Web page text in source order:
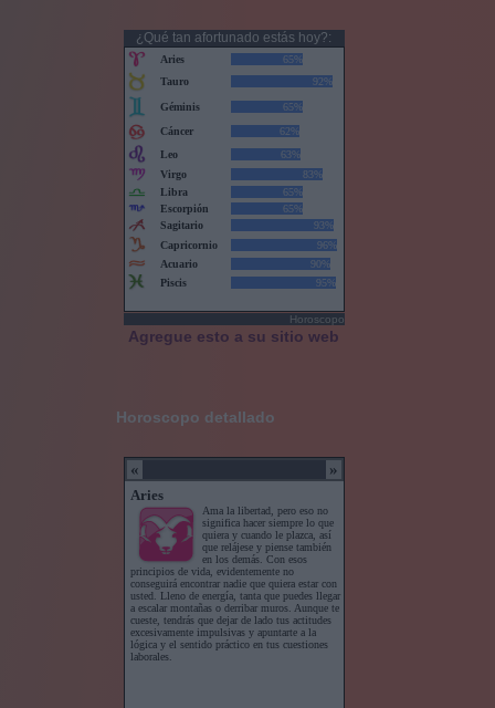
¿Qué tan afortunado estás hoy?:
Horoscopo
Agregue esto a su sitio web
Horoscopo detallado